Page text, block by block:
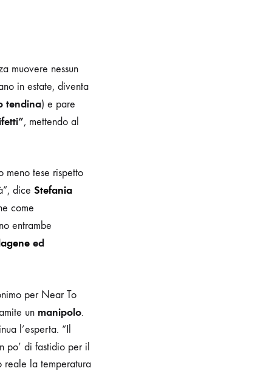
muovere nessun
in estate, diventa
tendina) e pare
, mettendo al
meno tese rispetto
dice Stefania
come
entrambe
ed
per Near To
un manipolo.
l’esperta. “Il
po’ di fastidio per il
reale la temperatura